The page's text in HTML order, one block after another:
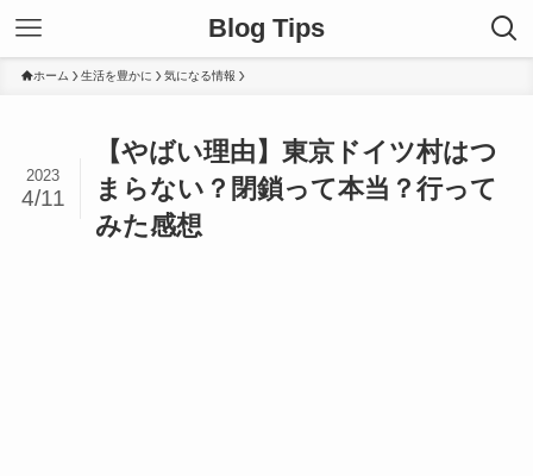
Blog Tips
ホーム 生活を豊かに 気になる情報
【やばい理由】東京ドイツ村はつ
まらない？閉鎖って本当？行って
みた感想
2023
4/11